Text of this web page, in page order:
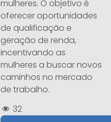
mulheres. O objetivo é
oferecer oportunidades
de qualificação e
geração de renda,
incentivando as
mulheres a buscar novos
caminhos no mercado
de trabalho.
32